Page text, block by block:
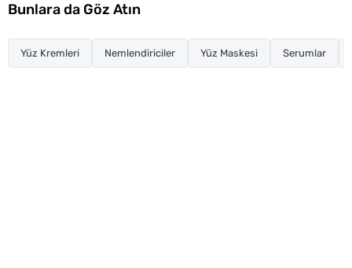
Bunlara da Göz Atın
Yüz Kremleri Nemlendiriciler Yüz Maskesi Serumlar